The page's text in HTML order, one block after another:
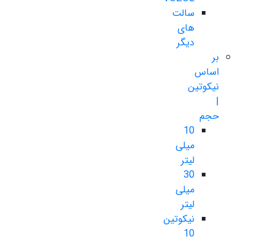
سالت
های
دیگر
بر
اساس
نیکوتین
|
حجم
10
میلی
لیتر
30
میلی
لیتر
نیکوتین
10